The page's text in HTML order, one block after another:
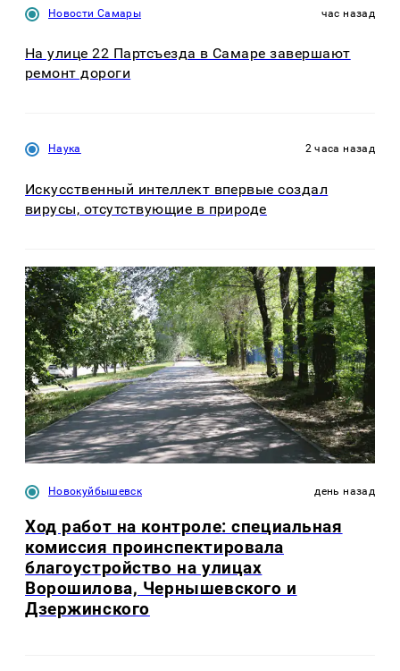
Новости Самары час назад
На улице 22 Партсъезда в Самаре завершают
ремонт дороги
Наука 2 часа назад
Искусственный интеллект впервые создал
вирусы, отсутствующие в природе
Новокуйбышевск день назад
Ход работ на контроле: специальная
комиссия проинспектировала
благоустройство на улицах
Ворошилова, Чернышевского и
Дзержинского